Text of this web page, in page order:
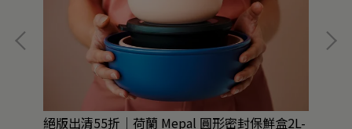
絕版出清55折｜荷蘭 Mepal 圓形密封保鮮盒2L-